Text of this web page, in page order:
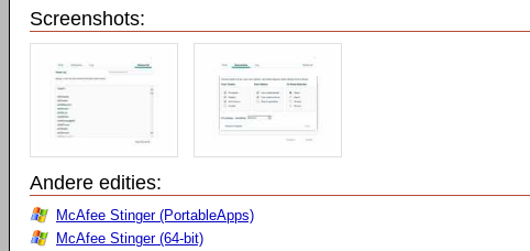
Screenshots:
Andere edities:
McAfee Stinger (PortableApps)
McAfee Stinger (64-bit)